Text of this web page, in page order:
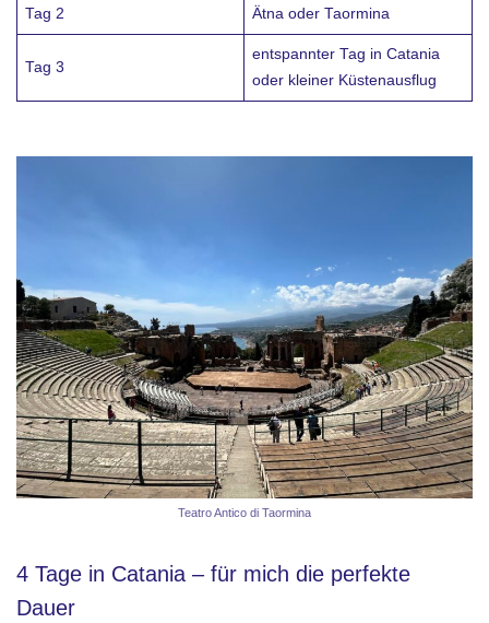
Tag 2 Ätna oder Taormina
Tag 3
entspannter Tag in Catania
oder kleiner Küstenausflug
Teatro Antico di Taormina
4 Tage in Catania – für mich die perfekte
Dauer